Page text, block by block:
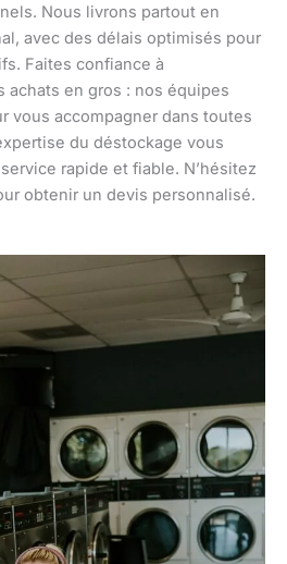
Nous livrons partout en
avec des délais optimisés pour
Faites confiance à
achats en gros : nos équipes
vous accompagner dans toutes
du déstockage vous
rapide et fiable. N’hésitez
obtenir un devis personnalisé.